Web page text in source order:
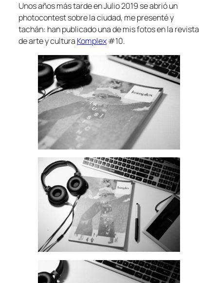
Unos años más tarde en Julio 2019 se abrió un
photocontest sobre la ciudad, me presenté y
tachán: han publicado una de mis fotos en la revista
de arte y cultura Komplex#10.